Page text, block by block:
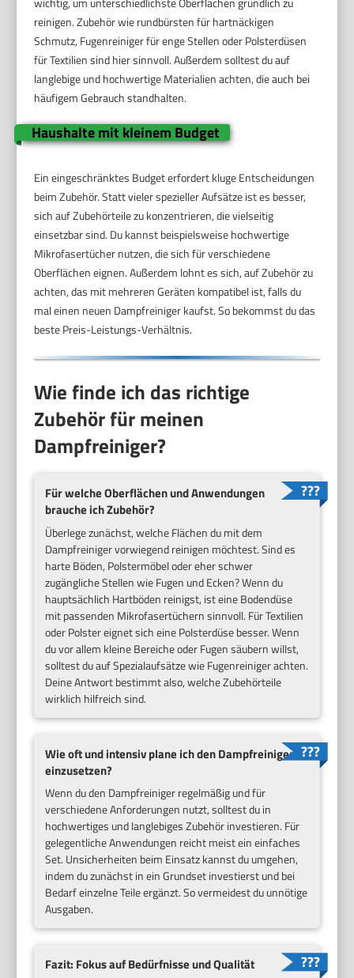
reinigen. Zubehör wie rundbürsten für hartnäckigen
Schmutz, Fugenreiniger für enge Stellen oder Polsterdüsen
für Textilien sind hier sinnvoll. Außerdem solltest du auf
langlebige und hochwertige Materialien achten, die auch bei
häufigem Gebrauch standhalten.
Haushalte mit kleinem Budget
Ein eingeschränktes Budget erfordert kluge Entscheidungen
beim Zubehör. Statt vieler spezieller Aufsätze ist es besser,
sich auf Zubehörteile zu konzentrieren, die vielseitig
einsetzbar sind. Du kannst beispielsweise hochwertige
Mikrofasertücher nutzen, die sich für verschiedene
Oberflächen eignen. Außerdem lohnt es sich, auf Zubehör zu
achten, das mit mehreren Geräten kompatibel ist, falls du
mal einen neuen Dampfreiniger kaufst. So bekommst du das
beste Preis-Leistungs-Verhältnis.
Wie finde ich das richtige
Zubehör für meinen
Dampfreiniger?
Für welche Oberflächen und Anwendungen
brauche ich Zubehör?
Überlege zunächst, welche Flächen du mit dem
Dampfreiniger vorwiegend reinigen möchtest. Sind es
harte Böden, Polstermöbel oder eher schwer
zugängliche Stellen wie Fugen und Ecken? Wenn du
hauptsächlich Hartböden reinigst, ist eine Bodendüse
mit passenden Mikrofasertüchern sinnvoll. Für Textilien
oder Polster eignet sich eine Polsterdüse besser. Wenn
du vor allem kleine Bereiche oder Fugen säubern willst,
solltest du auf Spezialaufsätze wie Fugenreiniger achten.
Deine Antwort bestimmt also, welche Zubehörteile
wirklich hilfreich sind.
Wie oft und intensiv plane ich den Dampfreiniger
einzusetzen?
Wenn du den Dampfreiniger regelmäßig und für
verschiedene Anforderungen nutzt, solltest du in
hochwertiges und langlebiges Zubehör investieren. Für
gelegentliche Anwendungen reicht meist ein einfaches
Set. Unsicherheiten beim Einsatz kannst du umgehen,
indem du zunächst in ein Grundset investierst und bei
Bedarf einzelne Teile ergänzt. So vermeidest du unnötige
Ausgaben.
Fazit: Fokus auf Bedürfnisse und Qualität